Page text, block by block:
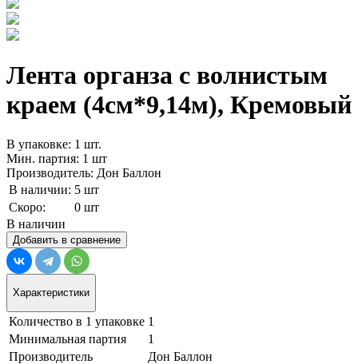
Лента органза с волнистым
краем (4см*9,14м), Кремовый
В упаковке: 1 шт.
Мин. партия: 1 шт
Производитель: Дон Баллон
В наличии: 5 шт
Скоро:
0 шт
В наличии
Добавить в сравнение
Характеристики
Количество в 1 упаковке 1
Минимальная партия
1
Производитель
Дон Баллон